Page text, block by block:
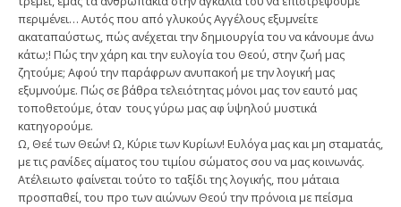
περιμένει… Αυτός που από γλυκούς Αγγέλους εξυμνείτε
ακαταπαύστως, πώς ανέχεται την δημιουργία του να κάνουμε άνω
κάτω;! Πώς την χάρη και την ευλογία του Θεού, στην ζωή μας
ζητούμε; Αφού την παράφρων ανυπακοή με την λογική μας
εξυμνούμε. Πώς σε βάθρα τελειότητας μόνοι μας τον εαυτό μας
τοποθετούμε, όταν τους γύρω μας αφ΄ υψηλού μυστικά
κατηγορούμε.
Ω, Θεέ των Θεών! Ω, Κύριε των Κυρίων! Ευλόγα μας και μη σταματάς,
με τις ρανίδες αίματος του τιμίου σώματος σου να μας κοινωνάς.
Ατέλειωτο φαίνεται τούτο το ταξίδι της λογικής, που μάταια
προσπαθεί, του προ των αιώνων Θεού την πρόνοια με πείσμα